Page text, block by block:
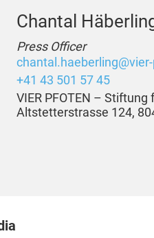
Chantal
Press Officer
+41 43 501 57 45
VIER PFOTEN –
Altstetterstrasse 124,